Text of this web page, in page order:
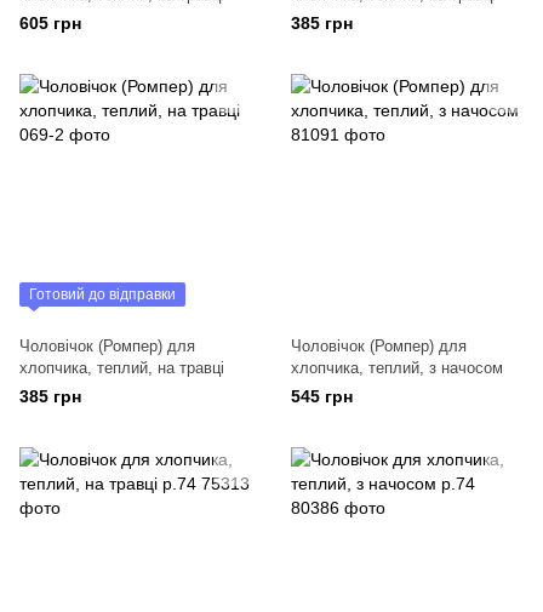
605 грн 385 грн
Готовий до відправки
Чоловічок (Ромпер) для
хлопчика, теплий, на травці
385 грн
Чоловічок (Ромпер) для
хлопчика, теплий, з начосом
545 грн